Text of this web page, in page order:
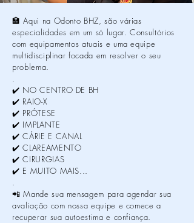
🏣 Aqui na Odonto BHZ, são várias
especialidades em um só lugar. Consultórios
com equipamentos atuais e uma equipe
multidisciplinar focada em resolver o seu
problema.
.
✔️ NO CENTRO DE BH
✔️ RAIO-X
✔️ PRÓTESE
✔️ IMPLANTE
✔️ CÁRIE E CANAL
✔️ CLAREAMENTO
✔️ CIRURGIAS
✔️ E MUITO MAIS...
.
📲 Mande sua mensagem para agendar sua
avaliação com nossa equipe e comece a
recuperar sua autoestima e confiança.